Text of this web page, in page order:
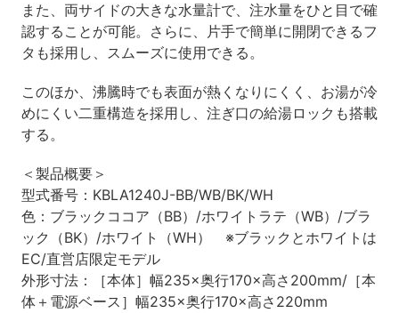
また、両サイドの大きな水量計で、注水量をひと目で確
認することが可能。さらに、片手で簡単に開閉できるフ
タも採用し、スムーズに使用できる。
このほか、沸騰時でも表面が熱くなりにくく、お湯が冷
めにくい二重構造を採用し、注ぎ口の給湯ロックも搭載
する。
＜製品概要＞
型式番号：KBLA1240J-BB/WB/BK/WH
色：ブラックココア（BB）/ホワイトラテ（WB）/ブラ
ック（BK）/ホワイト（WH） ※ブラックとホワイトは
EC/直営店限定モデル
外形寸法：［本体］幅235×奥行170×高さ200mm/［本
体＋電源ベース］幅235×奥行170×高さ220mm